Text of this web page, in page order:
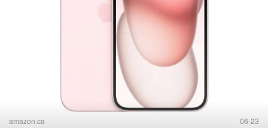
amazon.ca 06-23